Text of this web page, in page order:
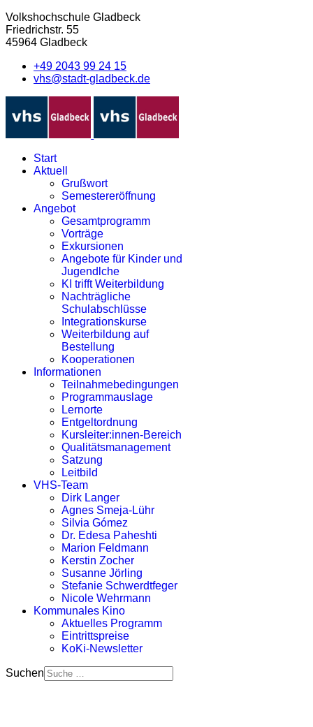
Volkshochschule Gladbeck
Friedrichstr. 55
45964 Gladbeck
+49 2043 99 24 15
vhs@stadt-gladbeck.de
Start
Aktuell
Grußwort
Semestereröffnung
Angebot
Gesamtprogramm
Vorträge
Exkursionen
Angebote für Kinder und
Jugendlche
KI trifft Weiterbildung
Nachträgliche
Schulabschlüsse
Integrationskurse
Weiterbildung auf
Bestellung
Kooperationen
Informationen
Teilnahmebedingungen
Programmauslage
Lernorte
Entgeltordnung
Kursleiter:innen-Bereich
Qualitätsmanagement
Satzung
Leitbild
VHS-Team
Dirk Langer
Agnes Smeja-Lühr
Silvia Gómez
Dr. Edesa Paheshti
Marion Feldmann
Kerstin Zocher
Susanne Jörling
Stefanie Schwerdtfeger
Nicole Wehrmann
Kommunales Kino
Aktuelles Programm
Eintrittspreise
KoKi-Newsletter
Suchen